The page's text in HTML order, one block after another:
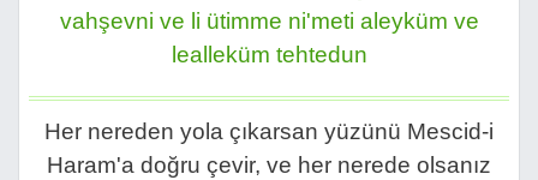
vahşevni ve li ütimme ni'meti aleyküm ve
lealleküm tehtedun
Her nereden yola çıkarsan yüzünü Mescid-i
Haram'a doğru çevir, ve her nerede olsanız